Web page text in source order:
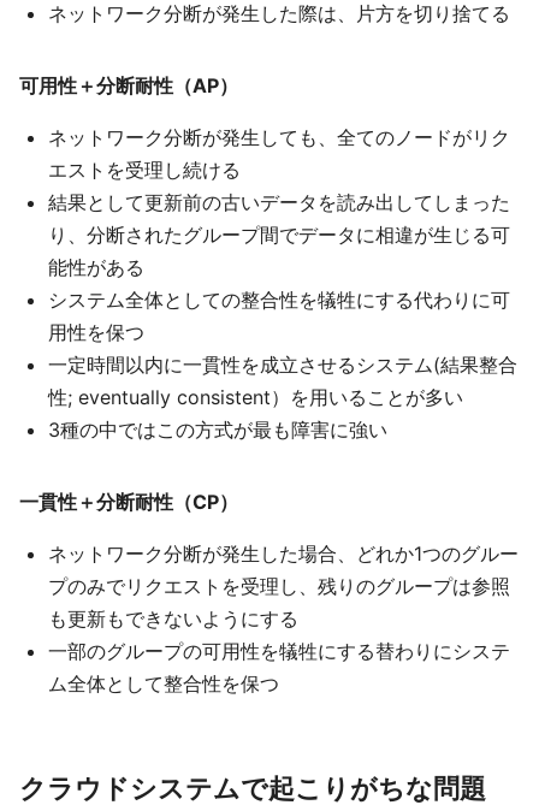
ネットワーク分断が発生した際は、片方を切り捨てる
可用性＋分断耐性（AP）
ネットワーク分断が発生しても、全てのノードがリク
エストを受理し続ける
結果として更新前の古いデータを読み出してしまった
り、分断されたグループ間でデータに相違が生じる可
能性がある
システム全体としての整合性を犠牲にする代わりに可
用性を保つ
一定時間以内に一貫性を成立させるシステム(結果整合
性; eventually consistent）を用いることが多い
3種の中ではこの方式が最も障害に強い
一貫性＋分断耐性（CP）
ネットワーク分断が発生した場合、どれか1つのグルー
プのみでリクエストを受理し、残りのグループは参照
も更新もできないようにする
一部のグループの可用性を犠牲にする替わりにシステ
ム全体として整合性を保つ
クラウドシステムで起こりがちな問題